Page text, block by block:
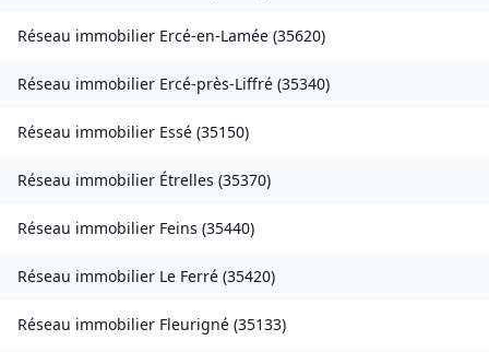
Réseau immobilier Ercé-en-Lamée (35620)
Réseau immobilier Ercé-près-Liffré (35340)
Réseau immobilier Essé (35150)
Réseau immobilier Étrelles (35370)
Réseau immobilier Feins (35440)
Réseau immobilier Le Ferré (35420)
Réseau immobilier Fleurigné (35133)